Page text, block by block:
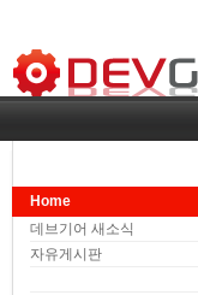
Home
데브기어 새소식
자유게시판